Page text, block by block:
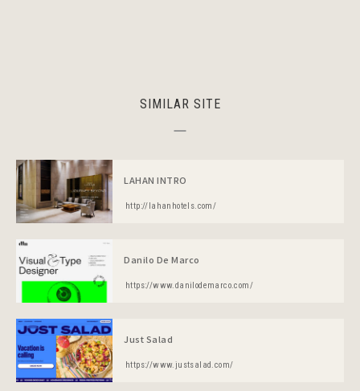
SIMILAR SITE
LAHAN INTRO
http://lahanhotels.com/
Danilo De Marco
https://www.danilodemarco.com/
Just Salad
https://www.justsalad.com/